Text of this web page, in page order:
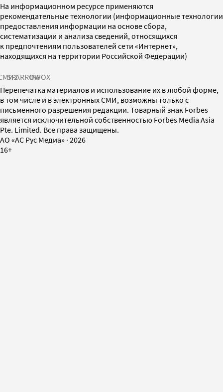
На информационном ресурсе применяются
рекомендательные технологии (информационные технологии
предоставления информации на основе сбора,
систематизации и анализа сведений, относящихся
к предпочтениям пользователей сети «Интернет»,
находящихся на территории Российской Федерации)
SPARROWINFOX
Перепечатка материалов и использование их в любой форме,
в том числе и в электронных СМИ, возможны только с
письменного разрешения редакции. Товарный знак Forbes
является исключительной собственностью Forbes Media Asia
Pte. Limited. Все права защищены.
AO «АС Рус Медиа» · 2026
16+